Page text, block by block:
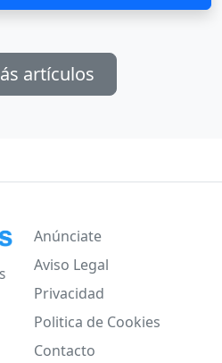
artículos
Anúnciate
Aviso Legal
Privacidad
Politica de Cookies
Contacto